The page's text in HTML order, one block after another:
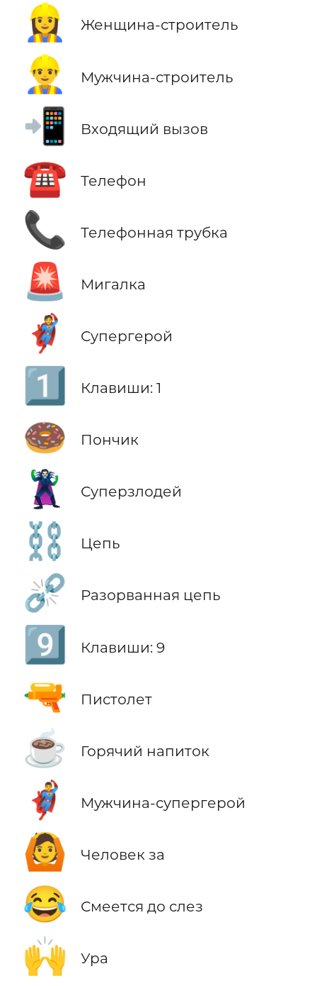
👷‍♀️ Женщина-строитель
👷‍♂️ Мужчина-строитель
📲 Входящий вызов
☎️ Телефон
📞 Телефонная трубка
🚨 Мигалка
🦸 Супергерой
1️⃣ Клавиши: 1
🍩 Пончик
🦹 Суперзлодей
⛓️ Цепь
⛓️‍💥 Разорванная цепь
9️⃣ Клавиши: 9
🔫 Пистолет
☕ Горячий напиток
🦸‍♂️ Мужчина-супергерой
🙆 Человек за
😂 Смеется до слез
🙌 Ура